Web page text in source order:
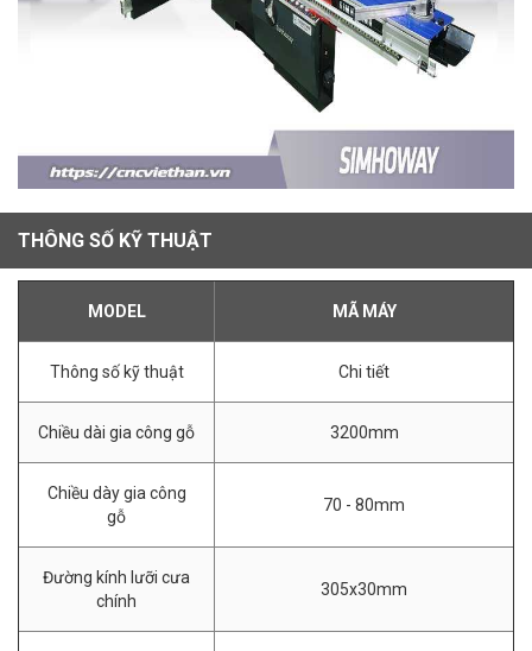
THÔNG SỐ KỸ THUẬT
MODEL MÃ MÁY
Thông số kỹ thuật Chi tiết
Chiều dài gia công gỗ 3200mm
Chiều dày gia công
gỗ
70 - 80mm
Đường kính lưỡi cưa
chính
305x30mm